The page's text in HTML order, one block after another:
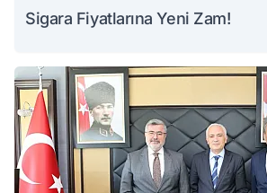
Sigara Fiyatlarına Yeni Zam!